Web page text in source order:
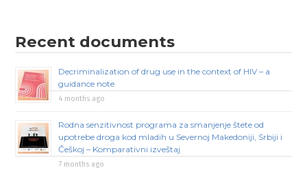
Recent documents
Decriminalization of drug use in the context of HIV – a
guidance note
4 months ago
Rodna senzitivnost programa za smanjenje štete od
upotrebe droga kod mladih u Severnoj Makedoniji, Srbiji i
Češkoj – Komparativni izveštaj
7 months ago